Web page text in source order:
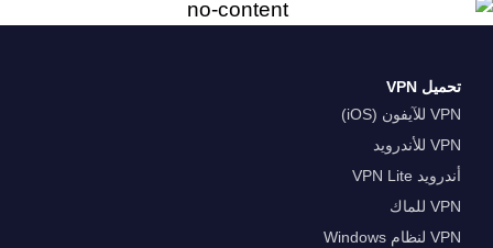
تحميل VPN
VPN للآيفون (iOS)
VPN للأندرويد
أندرويد VPN Lite
VPN للماك
VPN لنظام Windows